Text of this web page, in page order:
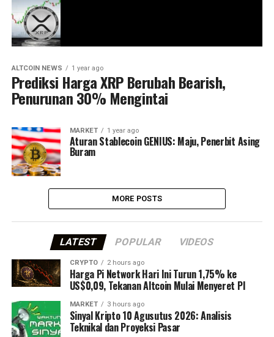
ALTCOIN NEWS 1 year ago
Prediksi Harga XRP Berubah Bearish,
Penurunan 30% Mengintai
MARKET 1 year ago
Aturan Stablecoin GENIUS: Maju, Penerbit Asing
Buram
MORE POSTS
LATEST POPULAR VIDEOS
CRYPTO 2 hours ago
Harga Pi Network Hari Ini Turun 1,75% ke
US$0,09, Tekanan Altcoin Mulai Menyeret PI
MARKET 3 hours ago
Sinyal Kripto 10 Agusutus 2026: Analisis
Teknikal dan Proyeksi Pasar